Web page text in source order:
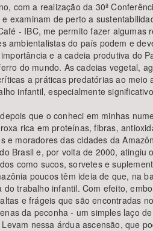
com a realização da 30ª
examinam de perto a
- IBC, me permito fazer
ambientalistas do país podem e
e a cadeia produtiva do
do mundo. As cadeias vegetal,
a práticas predatórias ao
infantil, especialmente
que o conheci em minhas
rica em proteínas, fibras,
e moradores das cidades da
Brasil e, por volta de 2000,
como sucos, sorvetes e
poucos têm ideia de que, na
do trabalho infantil. Com efeito,
e frágeis que são encontradas
da peconha - um simples laço
nessa árdua ascensão, que